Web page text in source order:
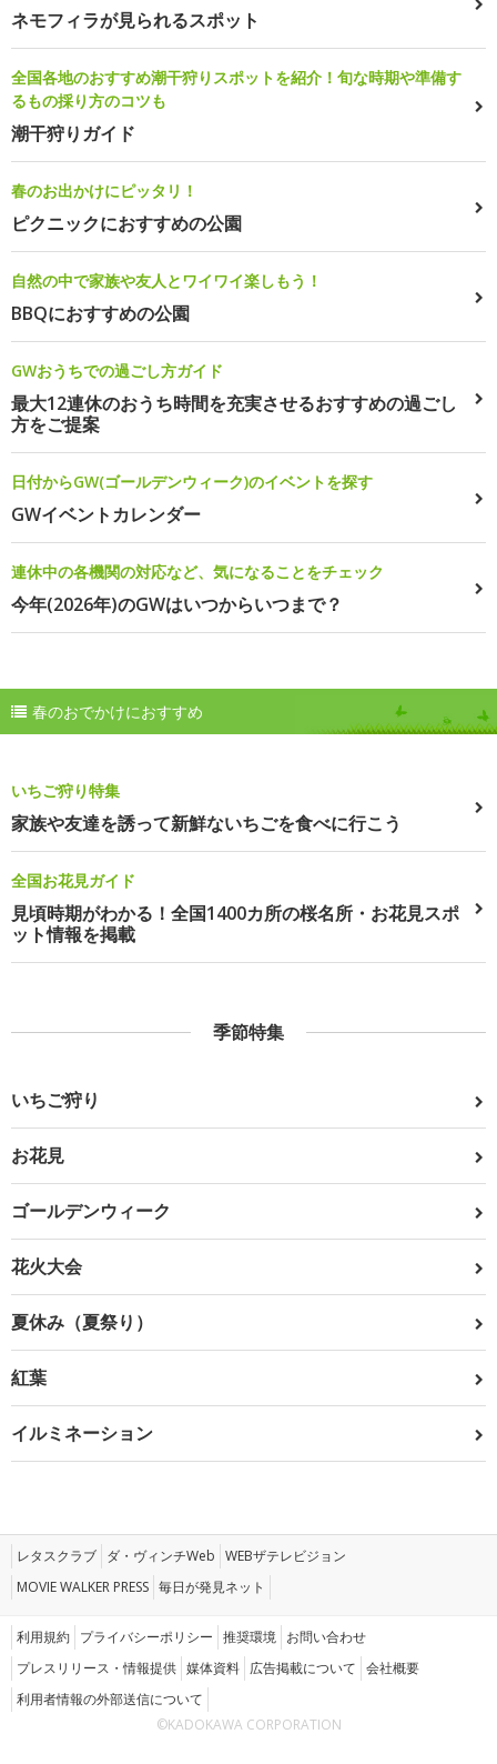
ネモフィラが見られるスポット
全国各地のおすすめ潮干狩りスポットを紹介！旬な時期や準備す
るもの採り方のコツも
潮干狩りガイド
春のお出かけにピッタリ！
ピクニックにおすすめの公園
自然の中で家族や友人とワイワイ楽しもう！
BBQにおすすめの公園
GWおうちでの過ごし方ガイド
最大12連休のおうち時間を充実させるおすすめの過ごし
方をご提案
日付からGW(ゴールデンウィーク)のイベントを探す
GWイベントカレンダー
連休中の各機関の対応など、気になることをチェック
今年(2026年)のGWはいつからいつまで？
春のおでかけにおすすめ
いちご狩り特集
家族や友達を誘って新鮮ないちごを食べに行こう
全国お花見ガイド
見頃時期がわかる！全国1400カ所の桜名所・お花見スポ
ット情報を掲載
季節特集
いちご狩り
お花見
ゴールデンウィーク
花火大会
夏休み（夏祭り）
紅葉
イルミネーション
レタスクラブ ダ・ヴィンチWeb WEBザテレビジョン
MOVIE WALKER PRESS 毎日が発見ネット
利用規約 プライバシーポリシー 推奨環境 お問い合わせ
プレスリリース・情報提供 媒体資料 広告掲載について 会社概要
利用者情報の外部送信について
©KADOKAWA CORPORATION